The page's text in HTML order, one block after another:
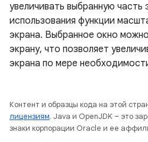
увеличивать выбранную часть
использования функции
экрана. Выбранное окно
экрану, что позволяет
экрана по мере
Контент и образцы кода на этой
лицензиям. Java и OpenJDK – это
знаки корпорации Oracle и ее